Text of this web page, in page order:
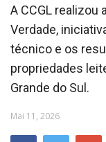
COTAÇÕES
COMO ANUNCIAR
COLUNISTA
A CCGL realizou
Verdade,
técnico e os
propriedades
Grande do Sul.
Mai 11, 2026